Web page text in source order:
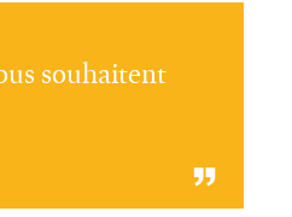
souhaitent